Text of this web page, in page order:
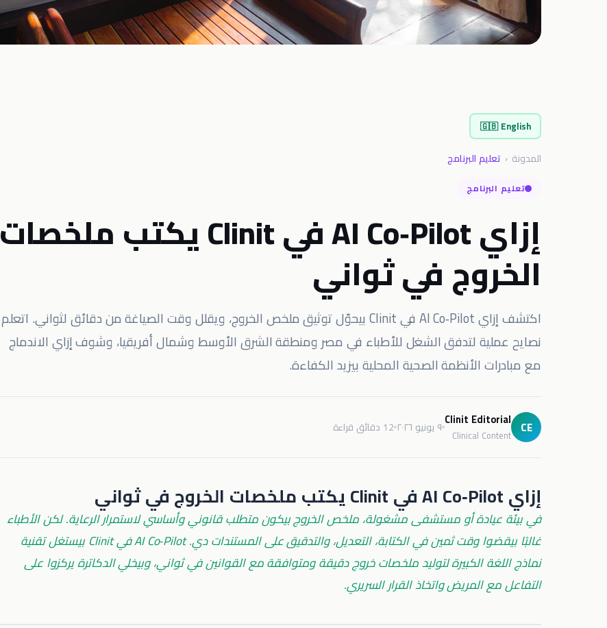
🇬🇧 English
المدونة ‹ تعليم البرنامج
تعليم البرنامج
إزاي AI Co‑Pilot في Clinit يكتب ملخصات
الخروج في ثواني
اكتشف إزاي AI Co‑Pilot في Clinit بيحوّل توثيق ملخص الخروج، ويقلل وقت الصياغة من دقائق لثواني. اتعلم
نصايح عملية لتدفق الشغل للأطباء في مصر ومنطقة الشرق الأوسط وشمال أفريقيا، وشوف إزاي الاندماج
مع مبادرات الأنظمة الصحية المحلية بيزيد الكفاءة.
CE
Clinit Editorial
Clinical Content ٩ يونيو ٢٠٢٦ 12 دقائق قراءة
إزاي AI Co‑Pilot في Clinit يكتب ملخصات الخروج في ثواني
في بيئة عيادة أو مستشفى مشغولة، ملخص الخروج بيكون متطلب قانوني وأساسي لاستمرار الرعاية. لكن الأطباء
غالبًا بيقضوا وقت ثمين في الكتابة، التعديل، والتدقيق على المستندات دي. AI Co‑Pilot في Clinit بيستغل تقنية
نماذج اللغة الكبيرة لتوليد ملخصات خروج دقيقة ومتوافقة مع القوانين في ثواني، وبيخلي الدكاترة يركزوا على
التفاعل مع المريض واتخاذ القرار السريري.